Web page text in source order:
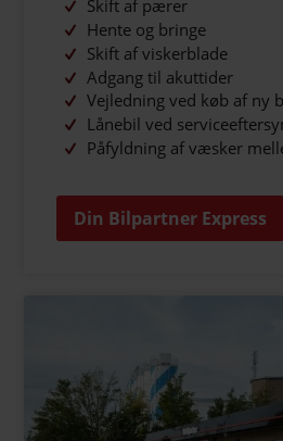
Skift af pærer
Hente og bringe
Skift af viskerblade
Adgang til akuttider
Vejledning ved køb af ny
Lånebil ved
Påfyldning af væsker
Din Bilpartner Express